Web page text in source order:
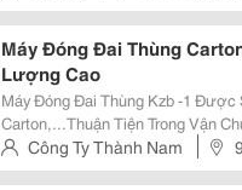
Máy Đóng Đai Thùng
Lượng Cao
Máy Đóng Đai Thùng Kzb -1
Carton,...Thuận Tiện Trong Vận
Phẩm. +Máy Đai Thùng Được Sử
Gạch Men, Gốm Sứ, Nội Thất,
Công Ty Thành Nam
Ngầm), Hoàng Mai